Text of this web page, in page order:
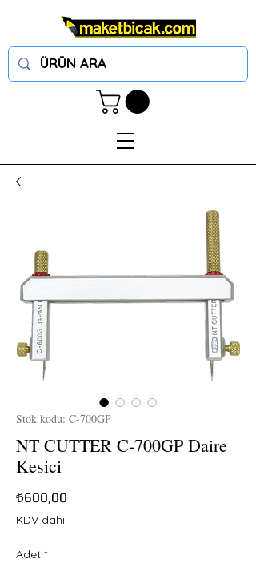
Stok kodu: C-700GP
NT CUTTER C-700GP Daire
Kesici
₺600,00
KDV dahil
Adet *